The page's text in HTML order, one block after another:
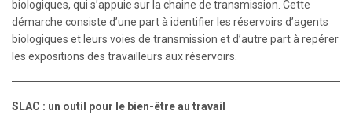
biologiques, qui s’appuie sur la chaine de transmission. Cette
démarche consiste d’une part à identifier les réservoirs d’agents
biologiques et leurs voies de transmission et d’autre part à repérer
les expositions des travailleurs aux réservoirs.
SLAC : un outil pour le bien-être au travail